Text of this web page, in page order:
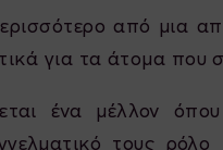
από μια
για τα άτομα που
ένα μέλλον
τους